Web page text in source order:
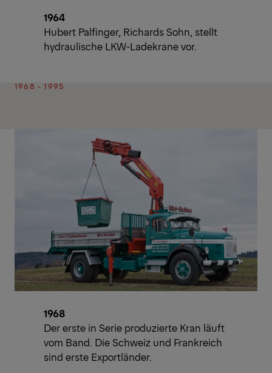
1964
Hubert Palfinger, Richards Sohn, stellt
hydraulische LKW-Ladekrane vor.
1968 - 1995
1968
Der erste in Serie produzierte Kran läuft
vom Band. Die Schweiz und Frankreich
sind erste Exportländer.